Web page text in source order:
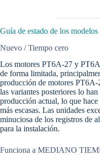
Guía de estado de los
Nuevo / Tiempo cero
Los motores PT6A-27 y
de forma limitada,
producción de motores
las variantes posteriores lo
producción actual, lo que hace
más escasas. Las unidades
minuciosa de los registros de
para la instalación.
Funciona a MEDIANO